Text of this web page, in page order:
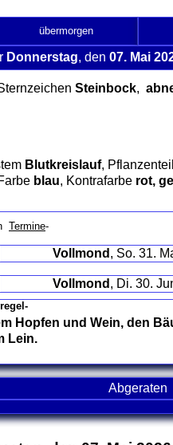
übermorgen
Donnerstag, den07. Mai
Steinbock,
Blutkreislauf, Pflanzenteil
blau, Kontrafarbe rot,
Termine-
Vollmond , So. 31.
Vollmond , Di. 30.
Hopfen und Wein, den
Lein.
Abgeraten